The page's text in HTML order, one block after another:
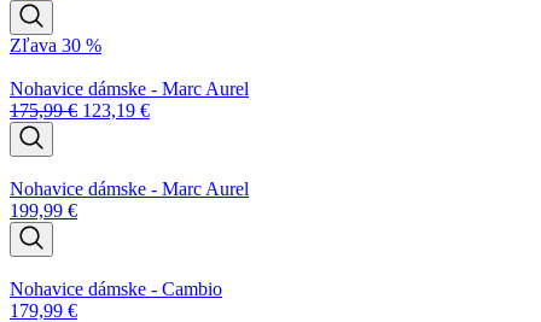
Zľava 30 %
Nohavice dámske - Marc Aurel
175,99€ 123,19 €
Nohavice dámske - Marc Aurel
199,99 €
Nohavice dámske - Cambio
179,99 €